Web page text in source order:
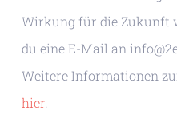
Wirkung für die Zukunft
du eine E-Mail an
Weitere Informationen
hier.